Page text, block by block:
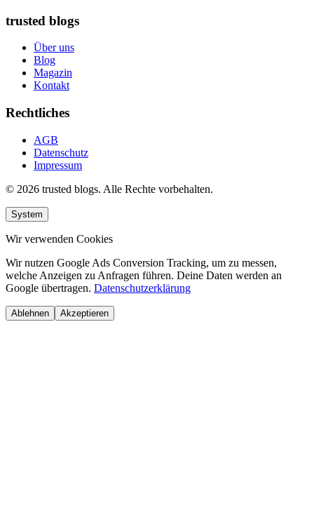
trusted blogs
Über uns
Blog
Magazin
Kontakt
Rechtliches
AGB
Datenschutz
Impressum
© 2026 trusted blogs. Alle Rechte vorbehalten.
System
Wir verwenden Cookies
Wir nutzen Google Ads Conversion Tracking, um zu messen,
welche Anzeigen zu Anfragen führen. Deine Daten werden an
Google übertragen. Datenschutzerklärung
Ablehnen Akzeptieren